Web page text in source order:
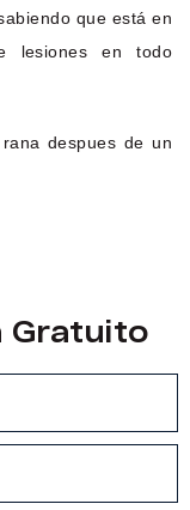
que está en
lesiones en todo
Gratuito